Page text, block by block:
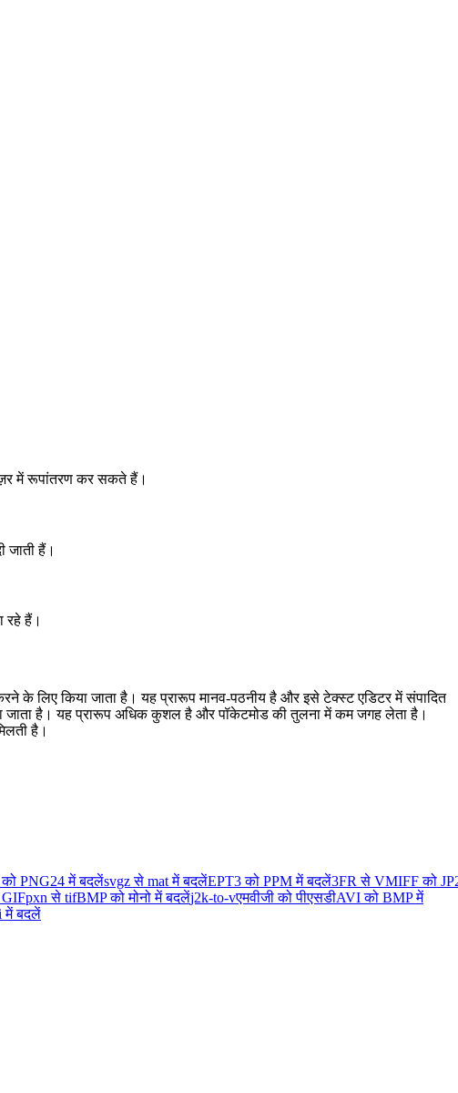
में रूपांतरण कर सकते हैं।
जाती हैं।
रहे हैं।
के लिए किया जाता है। यह प्रारूप मानव-पठनीय है और इसे टेक्स्ट एडिटर में संपादित
जाता है। यह प्रारूप अधिक कुशल है और पॉकेटमोड की तुलना में कम जगह लेता है।
है।
PNG24 में बदलेंsvgz से mat में बदलेंEPT3 को PPM में बदलें3FR से VMIFF को
pxn से tifBMP को मोनो में बदलेंj2k-to-vएमवीजी को पीएसडीAVI को BMP में
में बदलें